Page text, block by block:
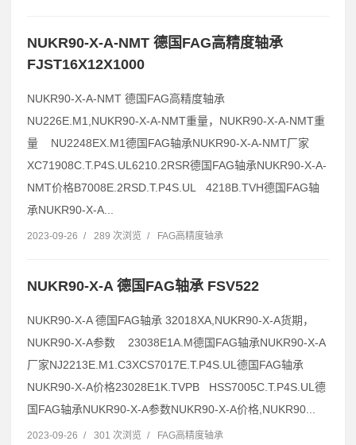
NUKR90-X-A-NMT 德国FAG高精度轴承
FJST16X12X1000
NUKR90-X-A-NMT 德国FAG高精度轴承
NU226E.M1,NUKR90-X-A-NMT重量，NUKR90-X-A-NMT重
量 NU2248EX.M1德国FAG轴承NUKR90-X-A-NMT厂家
XC71908C.T.P4S.UL6210.2RSR德国FAG轴承NUKR90-X-A-
NMT价格B7008E.2RSD.T.P4S.UL 4218B.TVH德国FAG轴
承NUKR90-X-A...
2023-09-26 / 289 次浏览 / FAG高精度轴承
NUKR90-X-A 德国FAG轴承 FSV522
NUKR90-X-A 德国FAG轴承 32018XA,NUKR90-X-A货期，
NUKR90-X-A参数 23038E1A.M德国FAG轴承NUKR90-X-A
厂家NJ2213E.M1.C3XCS7017E.T.P4S.UL德国FAG轴承
NUKR90-X-A价格23028E1K.TVPB HSS7005C.T.P4S.UL德
国FAG轴承NUKR90-X-A参数NUKR90-X-A价格,NUKR90...
2023-09-26 / 301 次浏览 / FAG高精度轴承